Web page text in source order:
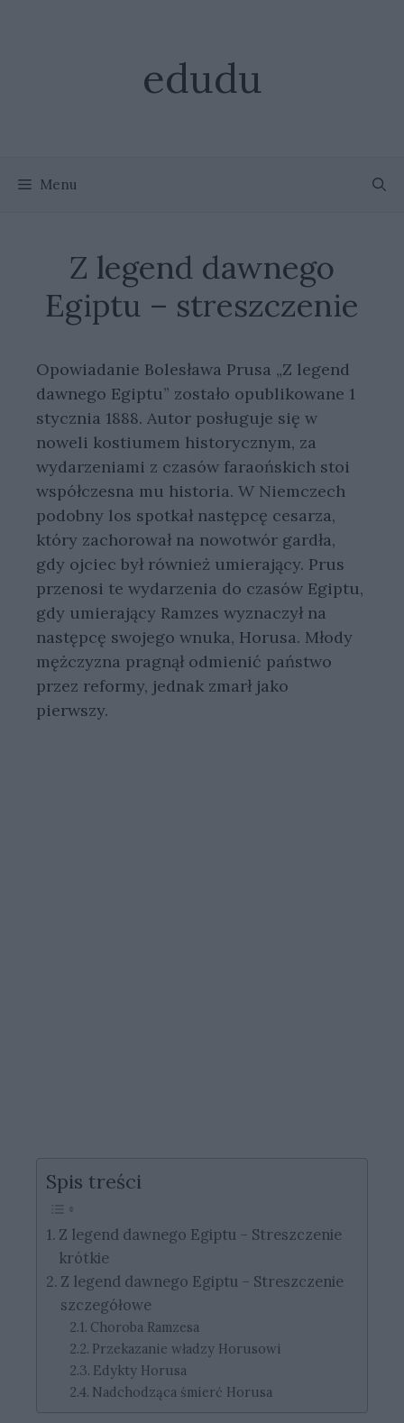
edudu
Menu
Z legend dawnego
Egiptu – streszczenie
Opowiadanie Bolesława Prusa „Z legend
dawnego Egiptu” zostało opublikowane 1
stycznia 1888. Autor posługuje się w
noweli kostiumem historycznym, za
wydarzeniami z czasów faraońskich stoi
współczesna mu historia. W Niemczech
podobny los spotkał następcę cesarza,
który zachorował na nowotwór gardła,
gdy ojciec był również umierający. Prus
przenosi te wydarzenia do czasów Egiptu,
gdy umierający Ramzes wyznaczył na
następcę swojego wnuka, Horusa. Młody
mężczyzna pragnął odmienić państwo
przez reformy, jednak zmarł jako
pierwszy.
Spis treści
Z legend dawnego Egiptu – Streszczenie
krótkie
Z legend dawnego Egiptu – Streszczenie
szczegółowe
Choroba Ramzesa
Przekazanie władzy Horusowi
Edykty Horusa
Nadchodząca śmierć Horusa